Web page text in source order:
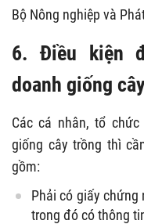
Bộ Nông nghiệp và
6. Điều kiện
doanh giống
Các cá nhân, tổ
giống cây trồng thì
gồm:
Phải có giấy chứng
trong đó có thông